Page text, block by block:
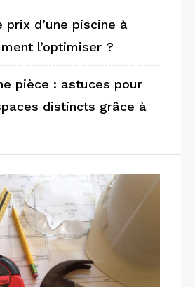
prix d’une piscine à
l’optimiser ?
pièce : astuces pour
distincts grâce à